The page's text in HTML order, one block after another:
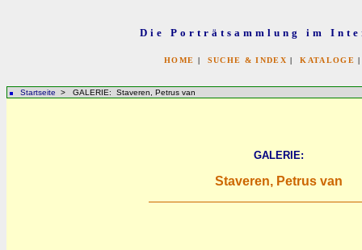
Die Porträtsammlung im
HOME | SUCHE & INDEX |KATALOGE
Startseite > GALERIE: Staveren, Petrus van
GALERIE:
Staveren, Petrus van